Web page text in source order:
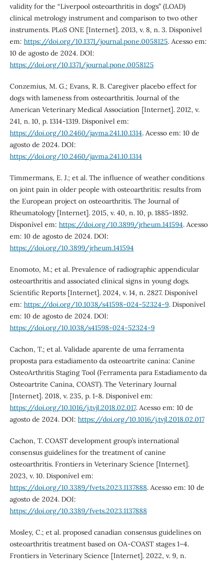
validity for the “Liverpool osteoarthritis in dogs” (LOAD)
clinical metrology instrument and comparison to two other
instruments. PLoS ONE [Internet]. 2013, v. 8, n. 3. Disponível
em: https://doi.org/10.1371/journal.pone.0058125. Acesso em:
10 de agosto de 2024. DOI:
https://doi.org/10.1371/journal.pone.0058125
Conzemius, M. G.; Evans, R. B. Caregiver placebo effect for
dogs with lameness from osteoarthritis. Journal of the
American Veterinary Medical Association [Internet]. 2012, v.
241, n. 10, p. 1314-1319. Disponível em:
https://doi.org/10.2460/javma.241.10.1314. Acesso em: 10 de
agosto de 2024. DOI:
https://doi.org/10.2460/javma.241.10.1314
Timmermans, E. J.; et al. The influence of weather conditions
on joint pain in older people with osteoarthritis: results from
the European project on osteoarthritis. The Journal of
Rheumatology [Internet]. 2015, v. 40, n. 10, p. 1885-1892.
Disponível em: https://doi.org/10.3899/jrheum.141594. Acesso
em: 10 de agosto de 2024. DOI:
https://doi.org/10.3899/jrheum.141594
Enomoto, M.; et al. Prevalence of radiographic appendicular
osteoarthritis and associated clinical signs in young dogs.
Scientific Reports [Internet]. 2024, v. 14, n. 2827. Disponível
em: https://doi.org/10.1038/s41598-024-52324-9. Disponível
em: 10 de agosto de 2024. DOI:
https://doi.org/10.1038/s41598-024-52324-9
Cachon, T.; et al. Validade aparente de uma ferramenta
proposta para estadiamento da osteoartrite canina: Canine
OsteoArthritis Staging Tool (Ferramenta para Estadiamento da
Osteoartrite Canina, COAST). The Veterinary Journal
[Internet]. 2018, v. 235, p. 1-8. Disponível em:
https://doi.org/10.1016/j.tvjl.2018.02.017. Acesso em: 10 de
agosto de 2024. DOI: https://doi.org/10.1016/j.tvjl.2018.02.017
Cachon, T. COAST development group’s international
consensus guidelines for the treatment of canine
osteoarthritis. Frontiers in Veterinary Science [Internet].
2023, v. 10. Disponível em:
https://doi.org/10.3389/fvets.2023.1137888. Acesso em: 10 de
agosto de 2024. DOI:
https://doi.org/10.3389/fvets.2023.1137888
Mosley, C.; et al. proposed canadian consensus guidelines on
osteoarthritis treatment based on OA-COAST stages 1–4.
Frontiers in Veterinary Science [Internet]. 2022, v. 9, n.